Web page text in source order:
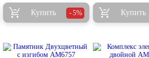
Купить 5% Купить